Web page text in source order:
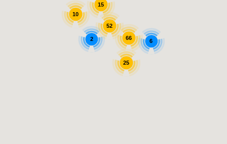
52
15
66
6
25
10
2